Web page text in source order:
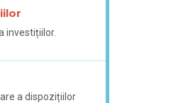
investițiilor.
a dispozițiilor